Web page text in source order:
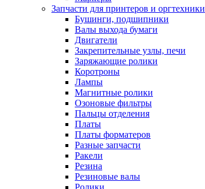
Запчасти для принтеров и оргтехники
Бушинги, подшипники
Валы выхода бумаги
Двигатели
Закрепительные узлы, печи
Заряжающие ролики
Коротроны
Лампы
Магнитные ролики
Озоновые фильтры
Пальцы отделения
Платы
Платы форматеров
Разные запчасти
Ракели
Резина
Резиновые валы
Ролики